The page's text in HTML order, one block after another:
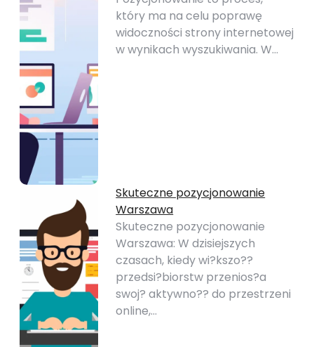
który ma na celu poprawę
widoczności strony internetowej
w wynikach wyszukiwania. W…
Skuteczne pozycjonowanie
Warszawa
Skuteczne pozycjonowanie
Warszawa: W dzisiejszych
czasach, kiedy wi?kszo??
przedsi?biorstw przenios?a
swoj? aktywno?? do przestrzeni
online,…